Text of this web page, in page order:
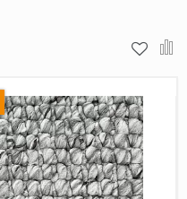
Bonkeel
Classen
CorkArt Vinyl